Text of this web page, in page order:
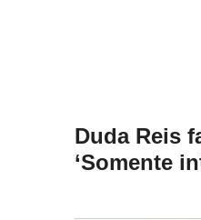
Duda Reis
‘Somente